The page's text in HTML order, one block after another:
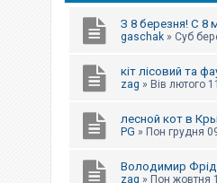
З 8 березня! С 8
gaschak » Суб
кіт лісовий та
zag » Вів лютого
лесной кот в
PG » Пон грудня
Володимир
zag » Пон жовтня